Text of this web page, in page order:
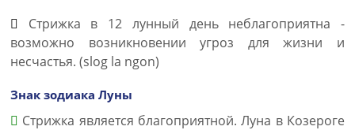
Стрижка в 12 лунный день неблагоприятна -
возможно возникновении угроз для жизни и
несчастья. (slog la ngon)
Знак зодиака Луны
Стрижка является благоприятной. Луна в Козероге